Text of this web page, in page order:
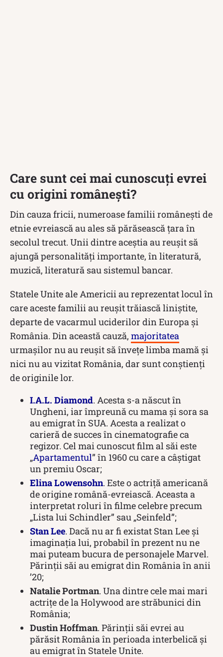
Care sunt cei mai cunoscuți evrei
cu origini românești?
Din cauza fricii, numeroase familii românești de
etnie evreiască au ales să părăsească țara în
secolul trecut. Unii dintre aceștia au reușit să
ajungă personalități importante, în literatură,
muzică, literatură sau sistemul bancar.
Statele Unite ale Americii au reprezentat locul în
care aceste familii au reușit trăiască liniștite,
departe de vacarmul uciderilor din Europa și
România. Din această cauză, majoritatea
urmașilor nu au reușit să învețe limba mamă și
nici nu au vizitat România, dar sunt conștienți
de originile lor.
I.A.L. Diamond. Acesta s-a născut în
Ungheni, iar împreună cu mama și sora sa
au emigrat în SUA. Acesta a realizat o
carieră de succes în cinematografie ca
regizor. Cel mai cunoscut film al săi este
„Apartamentul” în 1960 cu care a câștigat
un premiu Oscar;
Elina Lowensohn. Este o actriță americană
de origine română-evreiască. Aceasta a
interpretat roluri în filme celebre precum
„Lista lui Schindler” sau „Seinfeld”;
Stan Lee. Dacă nu ar fi existat Stan Lee și
imaginația lui, probabil în prezent nu ne
mai puteam bucura de personajele Marvel.
Părinții săi au emigrat din România în anii
’20;
Natalie Portman. Una dintre cele mai mari
actrițe de la Holywood are străbunici din
România;
Dustin Hoffman. Părinții săi evrei au
părăsit România în perioada interbelică și
au emigrat în Statele Unite.